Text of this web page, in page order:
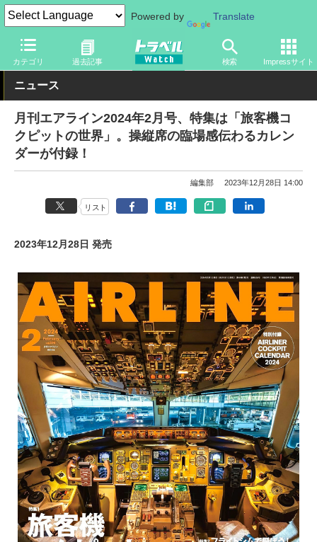
Powered by Translate
カテゴリ 過去記事 検索 Impressサイト
トラベル Watch 旅の情報 書籍・Web
ニュース
月刊エアライン2024年2月号、特集は「旅客機コ
クピットの世界」。操縦席の臨場感伝わるカレン
ダーが付録！
編集部 2023年12月28日 14:00
リスト
2023年12月28日 発売